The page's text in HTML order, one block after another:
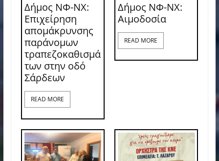
Δήμος ΝΦ-ΝΧ:
Επιχείρηση
απομάκρυνσης
παράνομων
τραπεζοκαθισμά
των στην οδό
Σάρδεων
READ MORE
Δήμος ΝΦ-ΝΧ:
Aιμοδοσία
READ MORE